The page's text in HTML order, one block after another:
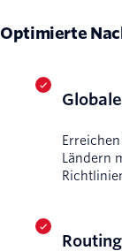
Optimierte
Ländern